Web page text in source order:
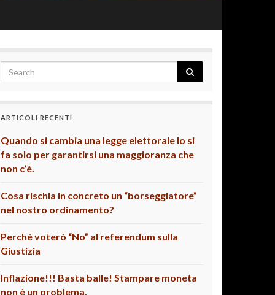
ARTICOLI RECENTI
Quando si cambia una legge elettorale lo si
fa solo per garantirsi una maggioranza che
non c’è.
Cosa rischia in concreto un “borseggiatore”
nel nostro ordinamento?
Perché voterò “No” al referendum sulla
Giustizia
Inflazione!!! Basta balle! Stampare moneta
non è un problema.